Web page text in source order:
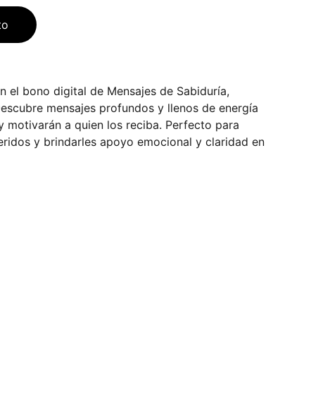
el bono digital de Mensajes de Sabiduría,
mensajes profundos y llenos de energía
motivarán a quien los reciba. Perfecto para
y brindarles apoyo emocional y claridad en